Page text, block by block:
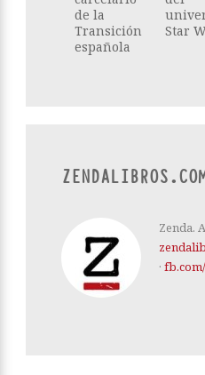
de la
Transición
española
Star
Zenda.
·